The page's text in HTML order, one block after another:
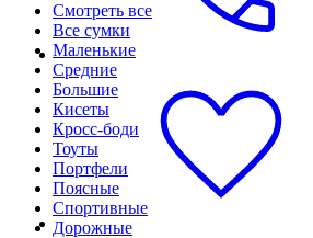
Смотреть все
Все сумки
Маленькие
Средние
Большие
Кисеты
Кросс-боди
Тоуты
Портфели
Поясные
Спортивные
Дорожные